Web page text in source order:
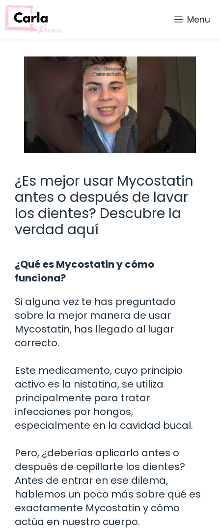
Saltar
al
contenido
Menu
¿Es mejor usar Mycostatin
antes o después de lavar
los dientes? Descubre la
verdad aquí
¿Qué es Mycostatin y cómo
funciona?
Si alguna vez te has preguntado
sobre la mejor manera de usar
Mycostatin, has llegado al lugar
correcto.
Este medicamento, cuyo principio
activo es la nistatina, se utiliza
principalmente para tratar
infecciones por hongos,
especialmente en la cavidad bucal.
Pero, ¿deberías aplicarlo antes o
después de cepillarte los dientes?
Antes de entrar en ese dilema,
hablemos un poco más sobre qué es
exactamente Mycostatin y cómo
actúa en nuestro cuerpo.